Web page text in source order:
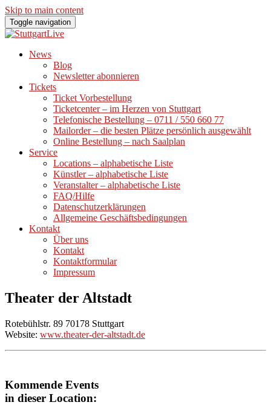
Skip to main content
Toggle navigation
News
Blog
Newsletter abonnieren
Tickets
Ticket Vorbestellung
Ticketcenter – im Herzen von Stuttgart
Telefonische Bestellung – 0711 / 550 660 77
Mailorder – die besten Plätze persönlich ausgewählt
Online Bestellung – nach Saalplan
Service
Locations – alphabetische Liste
Künstler – alphabetische Liste
Veranstalter – alphabetische Liste
FAQ/Hilfe
Datenschutzerklärungen
Allgemeine Geschäftsbedingungen
Kontakt
Über uns
Kontakt
Kontaktformular
Impressum
Theater der Altstadt
Rotebühlstr. 89 70178 Stuttgart
Website: www.theater-der-altstadt.de
Kommende Events
in dieser Location: